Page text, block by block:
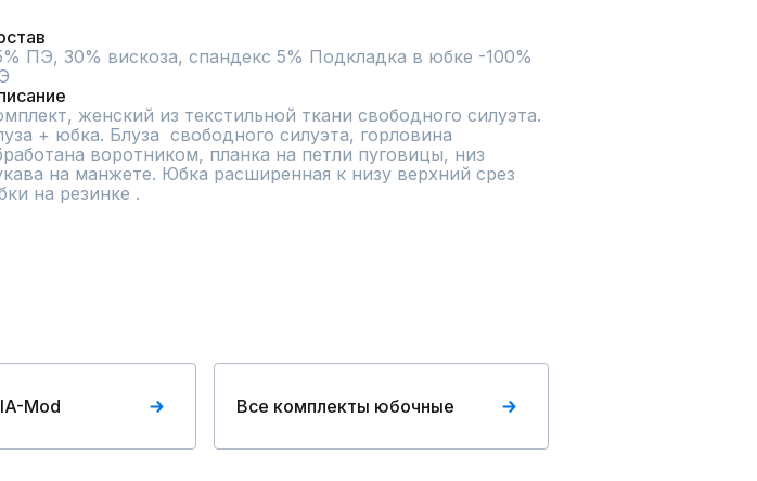
ПЭ, 30% вискоза, спандекс 5% Подкладка в юбке -100%
женский из текстильной ткани свободного силуэта.
+ юбка. Блуза  свободного силуэта, горловина
воротником, планка на петли пуговицы, низ
на манжете. Юбка расширенная к низу верхний срез
на резинке .
Mod Все комплекты юбочные